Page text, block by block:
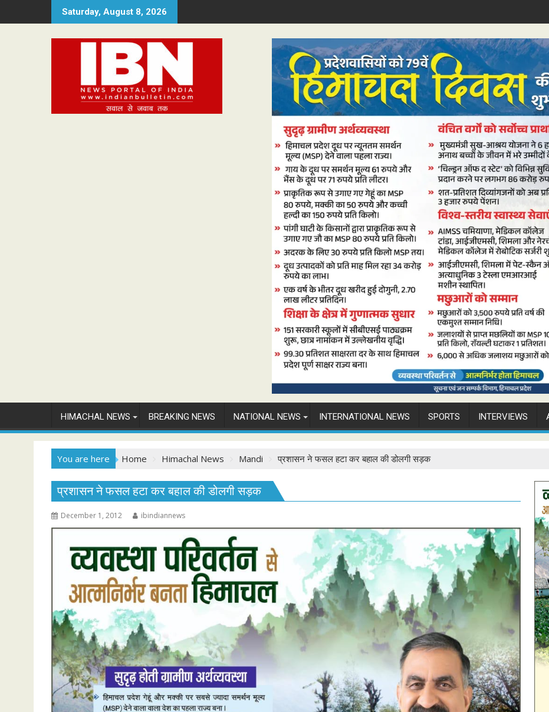
to
Saturday, August 8, 2026
HIMACHAL NEWS BREAKING NEWS NATIONAL NEWS INTERNATIONAL NEWS SPORTS INTERVIEWS
You are here Home Himachal News Mandi प्रशासन ने फसल हटा कर बहाल की डोलगी सड़क
प्रशासन ने फसल हटा कर बहाल की डोलगी सड़क
December 1, 2012 ibindiannews